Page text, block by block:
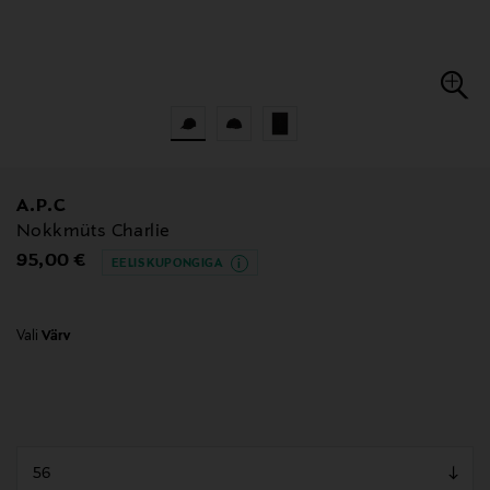
A.P.C
Nokkmüts Charlie
Original Price
95,00 € EELIS KUPONGIGA
Vali Värv